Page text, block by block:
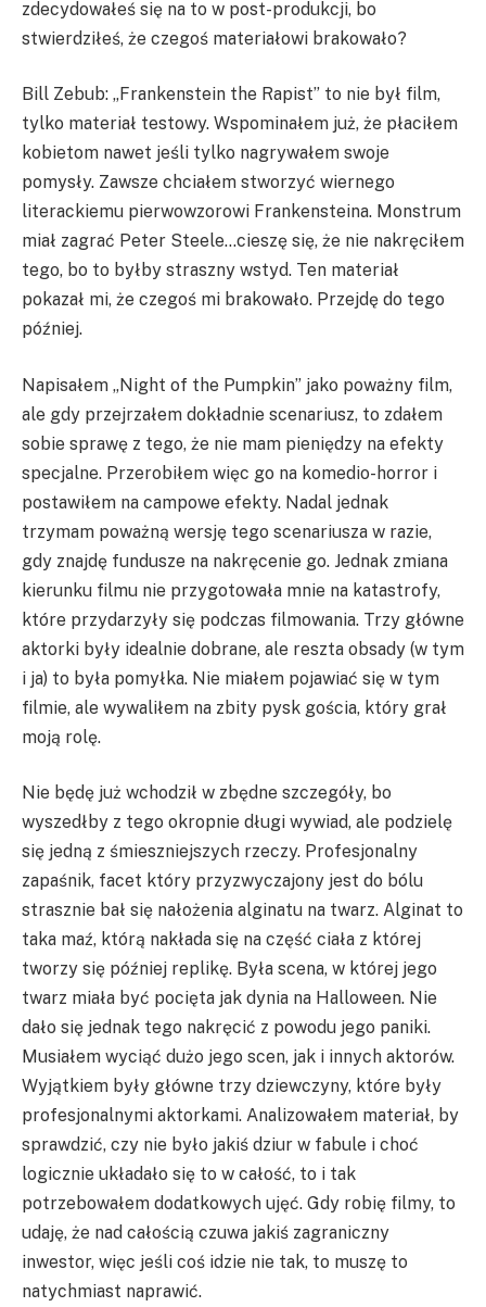
zdecydowałeś się na to w post-produkcji, bo
stwierdziłeś, że czegoś materiałowi brakowało?
Bill Zebub: „Frankenstein the Rapist” to nie był film,
tylko materiał testowy. Wspominałem już, że płaciłem
kobietom nawet jeśli tylko nagrywałem swoje
pomysły. Zawsze chciałem stworzyć wiernego
literackiemu pierwowzorowi Frankensteina. Monstrum
miał zagrać Peter Steele…cieszę się, że nie nakręciłem
tego, bo to byłby straszny wstyd. Ten materiał
pokazał mi, że czegoś mi brakowało. Przejdę do tego
później.
Napisałem „Night of the Pumpkin” jako poważny film,
ale gdy przejrzałem dokładnie scenariusz, to zdałem
sobie sprawę z tego, że nie mam pieniędzy na efekty
specjalne. Przerobiłem więc go na komedio-horror i
postawiłem na campowe efekty. Nadal jednak
trzymam poważną wersję tego scenariusza w razie,
gdy znajdę fundusze na nakręcenie go. Jednak zmiana
kierunku filmu nie przygotowała mnie na katastrofy,
które przydarzyły się podczas filmowania. Trzy główne
aktorki były idealnie dobrane, ale reszta obsady (w tym
i ja) to była pomyłka. Nie miałem pojawiać się w tym
filmie, ale wywaliłem na zbity pysk gościa, który grał
moją rolę.
Nie będę już wchodził w zbędne szczegóły, bo
wyszedłby z tego okropnie długi wywiad, ale podzielę
się jedną z śmieszniejszych rzeczy. Profesjonalny
zapaśnik, facet który przyzwyczajony jest do bólu
strasznie bał się nałożenia alginatu na twarz. Alginat to
taka maź, którą nakłada się na część ciała z której
tworzy się później replikę. Była scena, w której jego
twarz miała być pocięta jak dynia na Halloween. Nie
dało się jednak tego nakręcić z powodu jego paniki.
Musiałem wyciąć dużo jego scen, jak i innych aktorów.
Wyjątkiem były główne trzy dziewczyny, które były
profesjonalnymi aktorkami. Analizowałem materiał, by
sprawdzić, czy nie było jakiś dziur w fabule i choć
logicznie układało się to w całość, to i tak
potrzebowałem dodatkowych ujęć. Gdy robię filmy, to
udaję, że nad całością czuwa jakiś zagraniczny
inwestor, więc jeśli coś idzie nie tak, to muszę to
natychmiast naprawić.